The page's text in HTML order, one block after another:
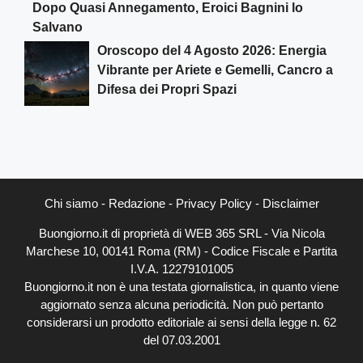
Dopo Quasi Annegamento, Eroici Bagnini lo
Salvano
Oroscopo del 4 Agosto 2026: Energia
Vibrante per Ariete e Gemelli, Cancro a
Difesa dei Propri Spazi
Chi siamo- Redazione- Privacy Policy- Disclaimer
Buongiorno.it di proprietà di WEB 365 SRL - Via Nicola
Marchese 10, 00141 Roma (RM) - Codice Fiscale e Partita
I.V.A. 12279101005
Buongiorno.it non è una testata giornalistica, in quanto viene
aggiornato senza alcuna periodicità. Non può pertanto
considerarsi un prodotto editoriale ai sensi della legge n. 62
del 07.03.2001